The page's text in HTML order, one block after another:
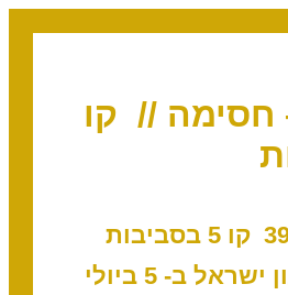
39 – חסימה // קו
בסביבות
לפי שעון ישראל ב- 5 ביולי